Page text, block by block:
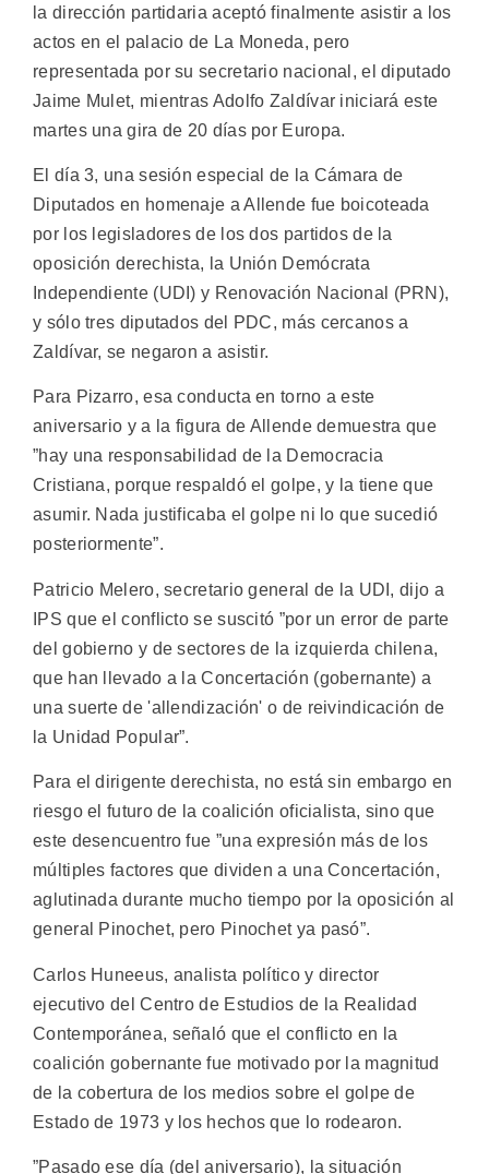
la dirección partidaria aceptó finalmente asistir a los
actos en el palacio de La Moneda, pero
representada por su secretario nacional, el diputado
Jaime Mulet, mientras Adolfo Zaldívar iniciará este
martes una gira de 20 días por Europa.
El día 3, una sesión especial de la Cámara de
Diputados en homenaje a Allende fue boicoteada
por los legisladores de los dos partidos de la
oposición derechista, la Unión Demócrata
Independiente (UDI) y Renovación Nacional (PRN),
y sólo tres diputados del PDC, más cercanos a
Zaldívar, se negaron a asistir.
Para Pizarro, esa conducta en torno a este
aniversario y a la figura de Allende demuestra que
”hay una responsabilidad de la Democracia
Cristiana, porque respaldó el golpe, y la tiene que
asumir. Nada justificaba el golpe ni lo que sucedió
posteriormente”.
Patricio Melero, secretario general de la UDI, dijo a
IPS que el conflicto se suscitó ”por un error de parte
del gobierno y de sectores de la izquierda chilena,
que han llevado a la Concertación (gobernante) a
una suerte de 'allendización' o de reivindicación de
la Unidad Popular”.
Para el dirigente derechista, no está sin embargo en
riesgo el futuro de la coalición oficialista, sino que
este desencuentro fue ”una expresión más de los
múltiples factores que dividen a una Concertación,
aglutinada durante mucho tiempo por la oposición al
general Pinochet, pero Pinochet ya pasó”.
Carlos Huneeus, analista político y director
ejecutivo del Centro de Estudios de la Realidad
Contemporánea, señaló que el conflicto en la
coalición gobernante fue motivado por la magnitud
de la cobertura de los medios sobre el golpe de
Estado de 1973 y los hechos que lo rodearon.
”Pasado ese día (del aniversario), la situación